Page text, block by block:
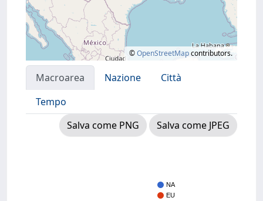
©OpenStreetMapcontributors.
Macroarea Nazione
Città
Tempo
Salva come PNG
Salva come JPEG
NA
EU